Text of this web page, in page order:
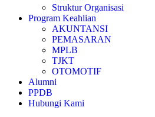
Struktur Organisasi
Program Keahlian
AKUNTANSI
PEMASARAN
MPLB
TJKT
OTOMOTIF
Alumni
PPDB
Hubungi Kami